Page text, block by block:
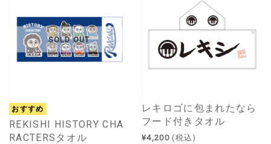
SOLD OUT
おすすめ
REKISHI HISTORY CHA
RACTERSタオル
レキロゴに包まれたなら
フード付きタオル
¥4,200 (税込)